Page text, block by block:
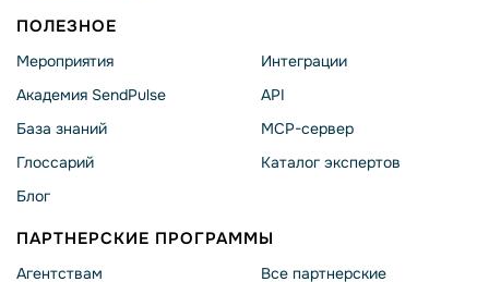
ПОЛЕЗНОЕ
Мероприятия
Академия SendPulse
База знаний
Глоссарий
Блог
Интеграции
API
MCP-сервер
Каталог экспертов
ПАРТНЕРСКИЕ ПРОГРАММЫ
Агентствам Все партнерские